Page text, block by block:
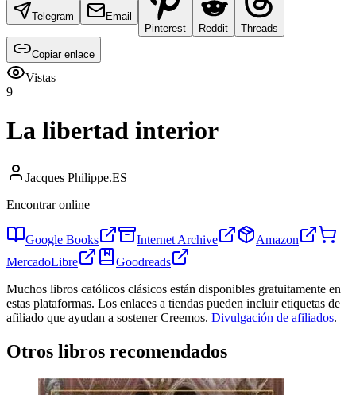
Telegram
Email
Pinterest
Reddit Threads
Copiar enlace
Vistas
9
La libertad interior
Jacques Philippe.ES
Encontrar online
Google Books Internet Archive
Amazon
MercadoLibre
Goodreads
Muchos libros católicos clásicos están disponibles gratuitamente en
estas plataformas. Los enlaces a tiendas pueden incluir etiquetas de
afiliado que ayudan a sostener Creemos. Divulgación de afiliados.
Otros libros recomendados